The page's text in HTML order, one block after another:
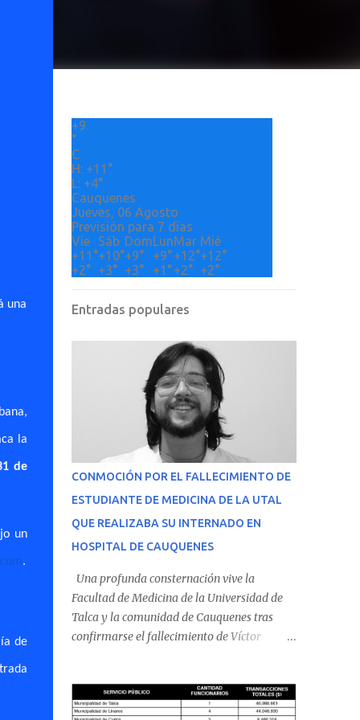
una
la
de
un
.
de
+9
°
C
H: +11°
L: +4°
Cauquenes
Jueves, 06 Agosto
Previsión para 7 días
Vie
Sáb DomLunMar Mié
+11°+10°+9° +9°+12°+12°
+2° +3° +3° +1°+2° +2°
Entradas populares
CONMOCIÓN POR EL FALLECIMIENTO DE
ESTUDIANTE DE MEDICINA DE LA UTAL
QUE REALIZABA SU INTERNADO EN
HOSPITAL DE CAUQUENES
Una profunda consternación vive la
Facultad de Medicina de la Universidad de
Talca y la comunidad de Cauquenes tras
confirmarse el fallecimiento de Víctor
Cauquenes. De acuerdo con los antecedentes
conocidos, el joven se presentó a cumplir su